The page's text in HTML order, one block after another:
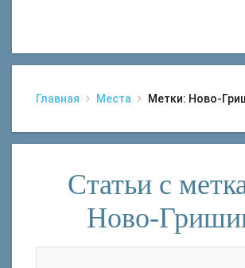
Главная Места Метки: Ново-
Статьи с
Ново-